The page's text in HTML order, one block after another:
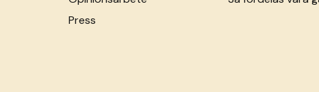
Press